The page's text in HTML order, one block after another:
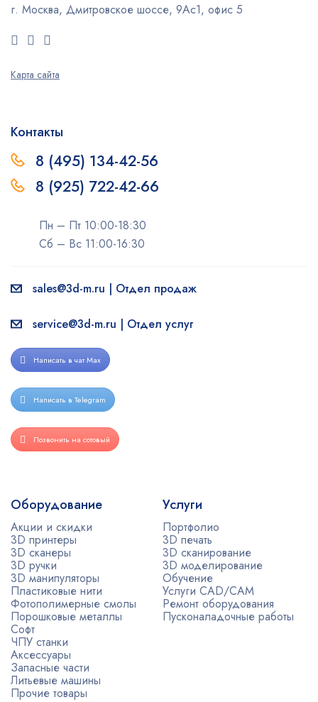
г. Москва, Дмитровское шоссе, 9Ас1, офис 5
Карта сайта
Контакты
8 (495) 134-42-56
8 (925) 722-42-66
Пн – Пт 10:00-18:30
Сб – Вс 11:00-16:30
sales@3d-m.ru | Отдел продаж
service@3d-m.ru | Отдел услуг
Написать в чат Max
Написать в Telegram
Позвонить на сотовый
Оборудование
Акции и скидки
3D принтеры
3D сканеры
3D ручки
3D манипуляторы
Пластиковые нити
Фотополимерные смолы
Порошковые металлы
Софт
ЧПУ станки
Аксессуары
Запасные части
Литьевые машины
Прочие товары
Услуги
Портфолио
3D печать
3D сканирование
3D моделирование
Обучение
Услуги CAD/CAM
Ремонт оборудования
Пусконаладочные работы